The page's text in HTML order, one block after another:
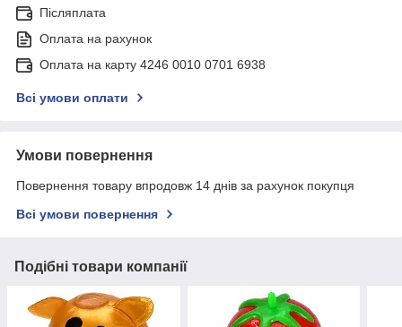
Післяплата
Оплата на рахунок
Оплата на карту 4246 0010 0701 6938
Всі умови оплати
Умови повернення
Повернення товару впродовж 14 днів за рахунок покупця
Всі умови повернення
Подібні товари компанії